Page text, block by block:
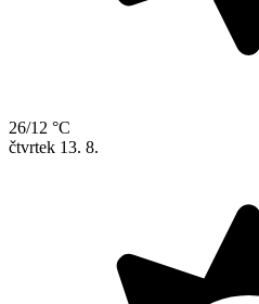
26/12 °C
čtvrtek 13. 8.